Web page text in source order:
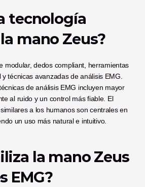
tecnología
mano Zeus?
modular, dedos compliant, herramientas
técnicas avanzadas de análisis EMG.
de análisis EMG incluyen mayor
al ruido y un control más fiable. El
a los humanos son centrales en
un uso más natural e intuitivo.
la mano Zeus
EMG?